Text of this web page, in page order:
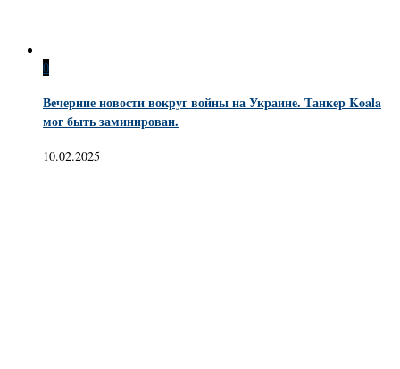
0
Вечерние новости вокруг войны на Украине. Танкер Koala
мог быть заминирован.
10.02.2025